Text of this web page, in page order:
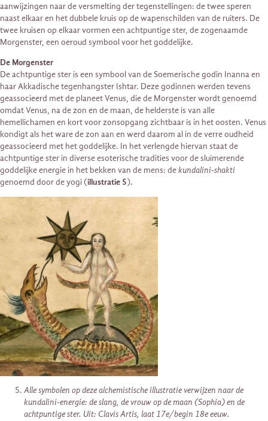
aanwijzingen naar de versmelting der tegenstellingen: de twee speren
naast elkaar en het dubbele kruis op de wapenschilden van de ruiters. De
twee kruisen op elkaar vormen een achtpuntige ster, de zogenaamde
Morgenster, een oeroud symbool voor het goddelijke.
De Morgenster
De achtpuntige ster is een symbool van de Soemerische godin Inanna en
haar Akkadische tegenhangster Ishtar. Deze godinnen werden tevens
geassocieerd met de planeet Venus, die de Morgenster wordt genoemd
omdat Venus, na de zon en de maan, de helderste is van alle
hemellichamen en kort voor zonsopgang zichtbaar is in het oosten. Venus
kondigt als het ware de zon aan en werd daarom al in de verre oudheid
geassocieerd met het goddelijke. In het verlengde hiervan staat de
achtpuntige ster in diverse esoterische tradities voor de sluimerende
goddelijke energie in het bekken van de mens: dekundalini-shakti
genoemd door de yogi (illustratie 5).
Alle symbolen op deze alchemistische illustratie verwijzen naar de
kundalini-energie: de slang, de vrouw op de maan (Sophia) en de
achtpuntige ster. Uit: Clavis Artis, laat 17e/begin 18e eeuw.